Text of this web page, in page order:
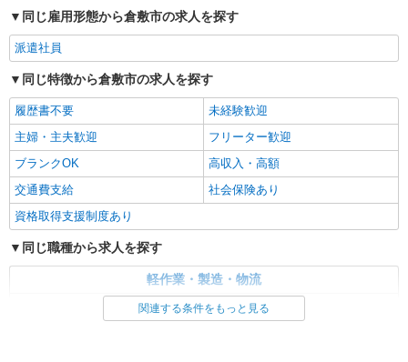
同じ雇用形態から倉敷市の求人を探す
派遣社員
同じ特徴から倉敷市の求人を探す
履歴書不要
未経験歓迎
主婦・主夫歓迎
フリーター歓迎
ブランクOK
高収入・高額
交通費支給
社会保険あり
資格取得支援制度あり
同じ職種から求人を探す
軽作業・製造・物流
梱包・仕分け・ピッキング関連する条件をもっと見る